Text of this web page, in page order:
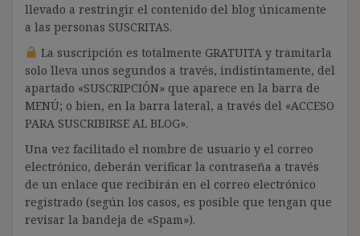
llevado a restringir el contenido del blog únicamente
a las personas SUSCRITAS.
La suscripción es totalmente GRATUITA y tramitarla
solo lleva unos segundos a través, indistintamente, del
apartado «SUSCRIPCIÓN» que aparece en la barra de
MENÚ; o bien, en la barra lateral, a través del «ACCESO
PARA SUSCRIBIRSE AL BLOG».
Una vez facilitado el nombre de usuario y el correo
electrónico, deberán verificar la contraseña a través
de un enlace que recibirán en el correo electrónico
registrado (según los casos, es posible que tengan que
revisar la bandeja de «Spam»).